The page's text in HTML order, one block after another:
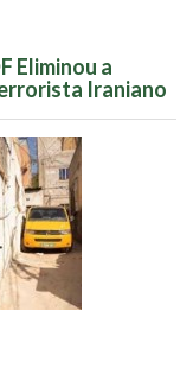
Eliminou a
Iraniano